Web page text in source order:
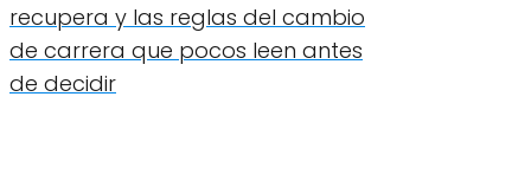
recupera y las reglas del cambio
de carrera que pocos leen antes
de decidir